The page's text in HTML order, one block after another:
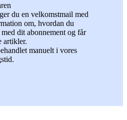
du en velkomstmail med
om, hvordan du
dit abonnement og får
artikler.
manuelt i vores